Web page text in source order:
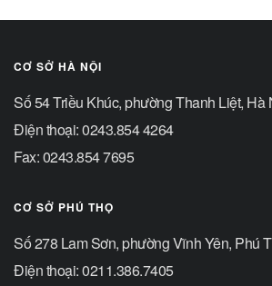
CƠ SỞ HÀ NỘI
Số 54 Triều Khúc, phường Thanh Liệt, Hà
Điện thoại: 0243.854 4264
Fax: 0243.854 7695
CƠ SỞ PHÚ THỌ
Số 278 Lam Sơn, phường Vĩnh Yên, Phú
Điện thoại: 0211.386.7405